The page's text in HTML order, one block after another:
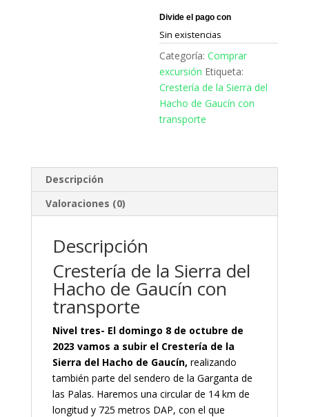
Sin existencias
Categoría:Comprar
excursión Etiqueta:
Crestería de la Sierra del
Hacho de Gaucín con
transporte
Descripción
Valoraciones (0)
Descripción
Crestería de la Sierra del
Hacho de Gaucín con
transporte
Nivel tres- El domingo 8 de octubre de
2023 vamos a subir el Crestería de la
Sierra del Hacho de Gaucín, realizando
también parte del sendero de la Garganta de
las Palas. Haremos una circular de 14 km de
longitud y 725 metros DAP, con el que